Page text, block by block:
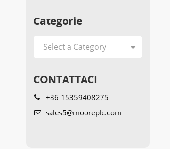
Categorie
CONTATTACI
+86 15359408275
sales5@mooreplc.com